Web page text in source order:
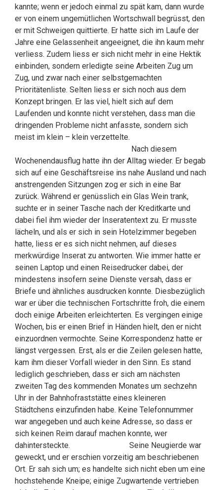
kannte; wenn er jedoch einmal zu spät kam, dann wurde
er von einem ungemütlichen Wortschwall begrüsst, den
er mit Schweigen quittierte. Er hatte sich im Laufe der
Jahre eine Gelassenheit angeeignet, die ihn kaum mehr
verliess. Zudem liess er sich nicht mehr in eine Hektik
einbinden, sondern erledigte seine Arbeiten Zug um
Zug, und zwar nach einer selbstgemachten
Prioritätenliste. Selten liess er sich noch aus dem
Konzept bringen. Er las viel, hielt sich auf dem
Laufenden und konnte nicht verstehen, dass man die
dringenden Probleme nicht anfasste, sondern sich
meist im klein – klein verzettelte.
Nach diesem
Wochenendausflug hatte ihn der Alltag wieder. Er begab
sich auf eine Geschäftsreise ins nahe Ausland und nach
anstrengenden Sitzungen zog er sich in eine Bar
zurück. Während er genüsslich ein Glas Wein trank,
suchte er in seiner Tasche nach der Kreditkarte und
dabei fiel ihm wieder der Inseratentext zu. Er musste
lächeln, und als er sich in sein Hotelzimmer begeben
hatte, liess er es sich nicht nehmen, auf dieses
merkwürdige Inserat zu antworten. Wie immer hatte er
seinen Laptop und einen Reisedrucker dabei, der
mindestens insofern seine Dienste versah, dass er
Briefe und ähnliches ausdrucken konnte. Diesbezüglich
war er über die technischen Fortschritte froh, die einem
doch einige Arbeiten erleichterten. Es vergingen einige
Wochen, bis er einen Brief in Händen hielt, den er nicht
einzuordnen vermochte. Seine Korrespondenz hatte er
längst vergessen. Erst, als er die Zeilen gelesen hatte,
kam ihm dieser Vorfall wieder in den Sinn. Es stand
lediglich geschrieben, dass er sich am nächsten
zweiten Tag des kommenden Monates um sechzehn
Uhr in der Bahnhofraststätte eines kleineren
Städtchens einzufinden habe. Keine Telefonnummer
war angegeben und auch keine Adresse, so dass er
sich keinen Reim darauf machen konnte, wer
dahintersteckte. Seine Neugierde war
geweckt, und er erschien vorzeitig am beschriebenen
Ort. Er sah sich um; es handelte sich nicht eben um eine
hochstehende Kneipe; einige Zugwartende vertrieben